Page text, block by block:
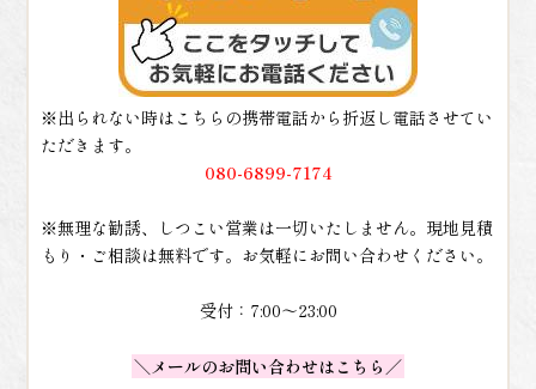
※出られない時はこちらの携帯電話から折返し電話させてい
ただきます。
080-6899-7174
※無理な勧誘、しつこい営業は一切いたしません。現地見積
もり・ご相談は無料です。お気軽にお問い合わせください。
受付：7:00～23:00
＼メールのお問い合わせはこちら／